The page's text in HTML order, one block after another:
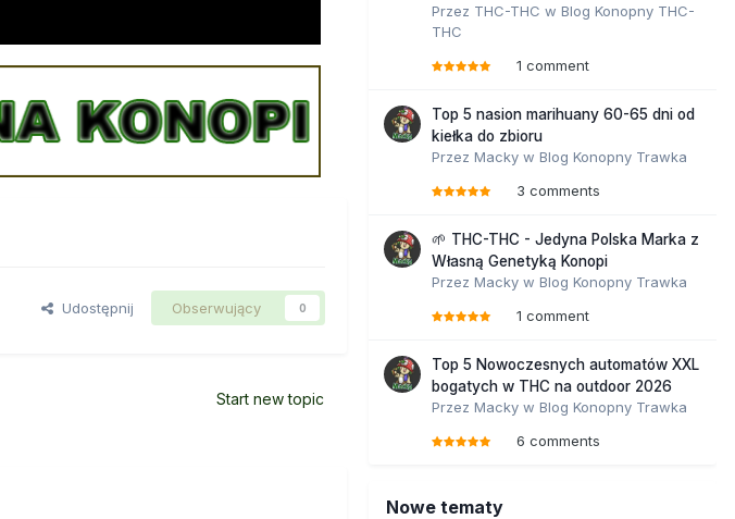
Udostępnij Obserwujący 0
Start new topic
Przez THC-THC w Blog Konopny THC-
THC
1 comment
Top 5 nasion marihuany 60-65 dni od
kiełka do zbioru
Przez Macky w Blog Konopny Trawka
3 comments
🌱 THC-THC - Jedyna Polska Marka z
Własną Genetyką Konopi
Przez Macky w Blog Konopny Trawka
1 comment
Top 5 Nowoczesnych automatów XXL
bogatych w THC na outdoor 2026
Przez Macky w Blog Konopny Trawka
6 comments
Nowe tematy